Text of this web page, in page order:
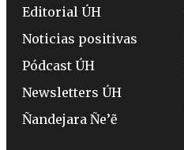
Editorial ÚH
Noticias positivas
Pódcast ÚH
Newsletters ÚH
Ñandejara Ñe’ẽ